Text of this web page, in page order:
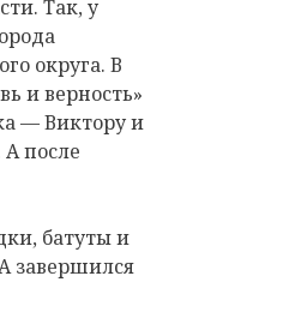
Так, у
округа. В
и верность»
— Виктору и
после
батуты и
завершился